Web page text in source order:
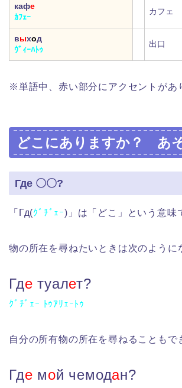
кафе
ｶﾌｪｰ
カフェ
выход
ｳﾞｨｰﾊﾄｩ
出口
※単語中、赤い部分にアクセントがあ
どこにありますか？ あそ
Где 〇〇?
「Гд(ｸﾞﾁﾞｪｰ)」は「どこ」という意味
物の所在を尋ねたいときは次のように
Где туалет?
ｸﾞﾁﾞｪｰ ﾄｩｱﾘｪｰﾄｩ
自分の所有物の所在を尋ねることもで
Где мой чемодан?